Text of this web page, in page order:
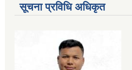
सूचना प्रविधि अधिकृत